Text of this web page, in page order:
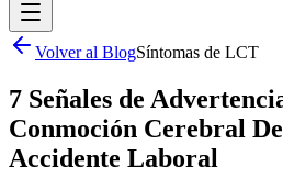
Volver al BlogSíntomas de LCT
7 Señales de
Conmoción Cerebral
Accidente Laboral